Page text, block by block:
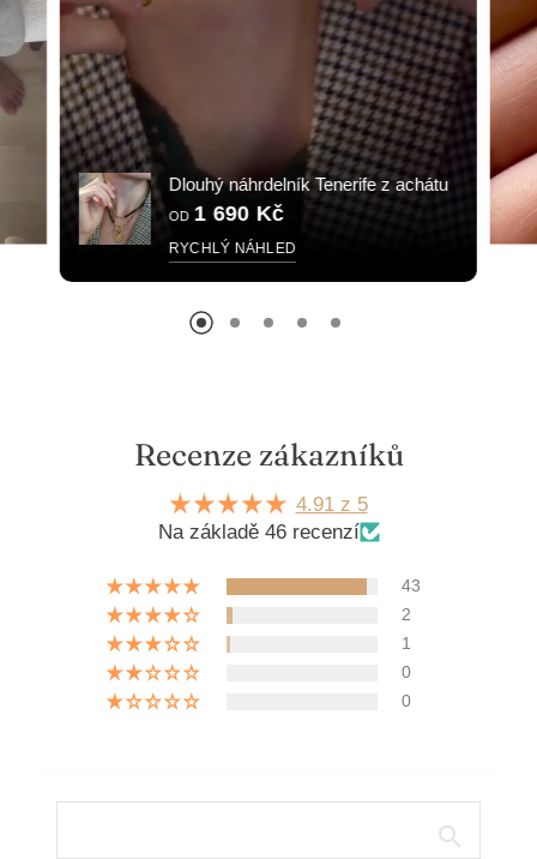
Dlouhý náhrdelník Tenerife z achátu
OD 1 690 Kč
RYCHLÝ NÁHLED
Recenze zákazníků
4.91 z 5
Na základě 46 recenzí
43
2
1
0
0